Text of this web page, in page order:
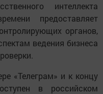
интеллекта
предоставляет
органов,
ведения бизнеса
«Телеграм» и к концу
в российском